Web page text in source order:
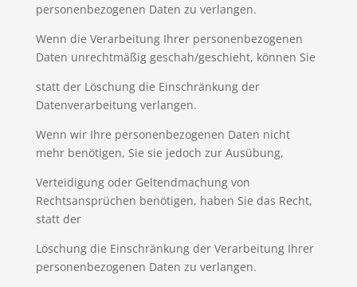
personenbezogenen Daten zu verlangen.
Wenn die Verarbeitung Ihrer personenbezogenen
Daten unrechtmäßig geschah/geschieht, können Sie
statt der Löschung die Einschränkung der
Datenverarbeitung verlangen.
Wenn wir Ihre personenbezogenen Daten nicht
mehr benötigen, Sie sie jedoch zur Ausübung,
Verteidigung oder Geltendmachung von
Rechtsansprüchen benötigen, haben Sie das Recht,
statt der
Löschung die Einschränkung der Verarbeitung Ihrer
personenbezogenen Daten zu verlangen.